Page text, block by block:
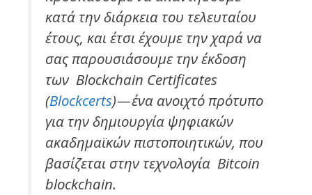
κατά την διάρκεια του τελευταίου
έτους, και έτσι έχουμε την χαρά να
σας παρουσιάσουμε την έκδοση
των Blockchain Certificates
(Blockcerts) — ένα ανοιχτό πρότυπο
για την δημιουργία ψηφιακών
ακαδημαϊκών πιστοποιητικών, που
βασίζεται στην τεχνολογία Bitcoin
blockchain.